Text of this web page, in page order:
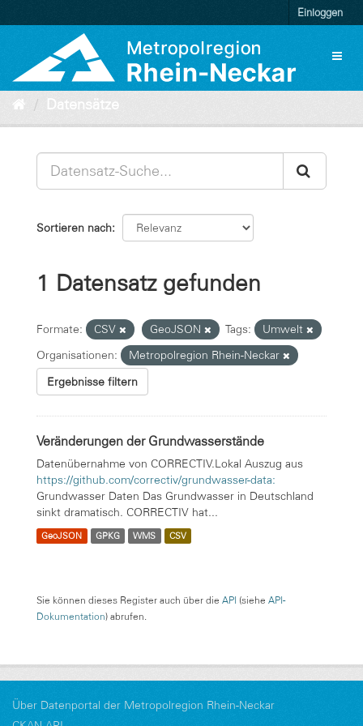
zum
Einloggen
Datensätze
Sortieren nach
1 Datensatz gefunden
Formate: CSV GeoJSON Tags:
Umwelt
Organisationen:
Metropolregion Rhein-Neckar
Ergebnisse filtern
Veränderungen der Grundwasserstände
Datenübernahme von CORRECTIV.Lokal Auszug aus
https://github.com/correctiv/grundwasser-data:
Grundwasser Daten Das Grundwasser in Deutschland
sinkt dramatisch. CORRECTIV hat...
GeoJSON GPKG WMS CSV
Sie können dieses Register auch über die API (siehe API-
Dokumentation) abrufen.
Über Datenportal der Metropolregion Rhein-Neckar